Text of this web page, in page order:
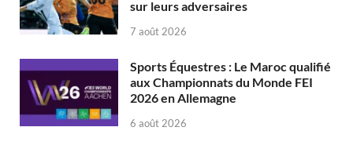
sur leurs adversaires
7 août 2026
Sports Équestres : Le Maroc qualifié
aux Championnats du Monde FEI
2026 en Allemagne
6 août 2026